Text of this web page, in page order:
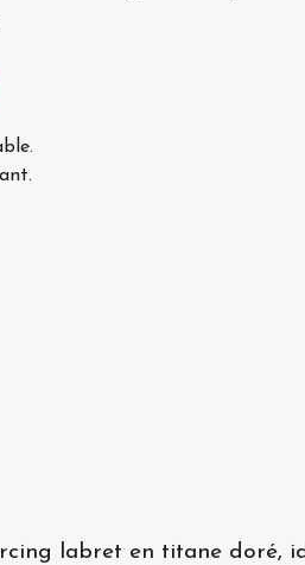
labret en titane doré,